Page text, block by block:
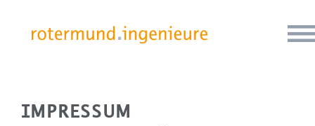
IMPRESSUM